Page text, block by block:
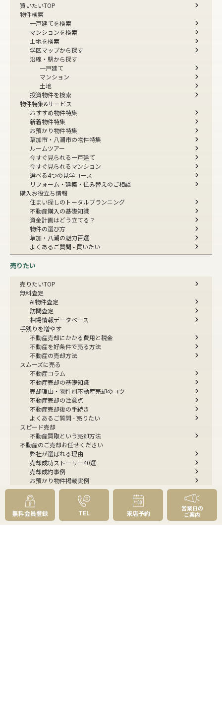
買いたいTOP
物件検索
一戸建てを検索
マンションを検索
土地を検索
学区マップから探す
沿線・駅から探す
一戸建て
マンション
土地
投資物件を検索
物件特集&サービス
おすすめ物件特集
新着物件特集
お預かり物件特集
草加市・八潮市の物件特集
ルームツアー
今すぐ見られる一戸建て
今すぐ見られるマンション
選べる4つの見学コース
リフォーム・建築・住み替えのご相談
購入お役立ち情報
住まい探しのトータルプランニング
不動産購入の基礎知識
資金計画はどう立てる？
物件の選び方
草加・八潮の魅力百選
よくあるご質問 - 買いたい
売りたい
売りたいTOP
無料査定
AI物件査定
訪問査定
相場情報データベース
手残りを増やす
不動産売却にかかる費用と税金
不動産を好条件で売る方法
不動産の売却方法
スムーズに売る
不動産コラム
不動産売却の基礎知識
売却理由・物件別不動産売却のコツ
不動産売却の注意点
不動産売却後の手続き
よくあるご質問 - 売りたい
スピード売却
不動産買取という売却方法
不動産のご売却お任せください
弊社が選ばれる理由
売却成功ストーリー40選
売却成約事例
お預かり物件掲載実例
無料実査定予約
住まいのお悩み別
無料会員登録 TEL 来店予約
営業日の
ご案内